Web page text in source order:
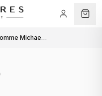
Montre Homme Michael Kors Lennox MKO1236 dorée bracelet maillons acier